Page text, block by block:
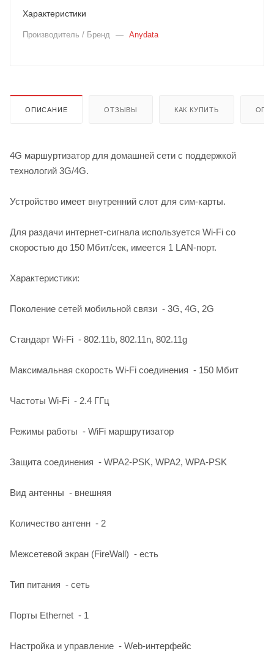
Характеристики
Производитель / Бренд — Anydata
ОПИСАНИЕ ОТЗЫВЫ КАК КУПИТЬ
4G маршуртизатор для домашней сети с поддержкой
технологий 3G/4G.
Устройство имеет внутренний слот для сим-карты.
Для раздачи интернет-сигнала используется Wi-Fi со
скоростью до 150 Мбит/сек, имеется 1 LAN-порт.
Характеристики:
Поколение сетей мобильной связи - 3G, 4G, 2G
Стандарт Wi-Fi - 802.11b, 802.11n, 802.11g
Максимальная скорость Wi-Fi соединения - 150 Мбит
Частоты Wi-Fi - 2.4 ГГц
Режимы работы - WiFi маршрутизатор
Защита соединения - WPA2-PSK, WPA2, WPA-PSK
Вид антенны - внешняя
Количество антенн - 2
Межсетевой экран (FireWall) - есть
Тип питания - сеть
Порты Ethernet - 1
Настройка и управление - Web-интерфейс